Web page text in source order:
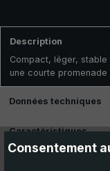
Description
Compact, léger,
une courte
Données techniques
Caractéristiques
Consentement